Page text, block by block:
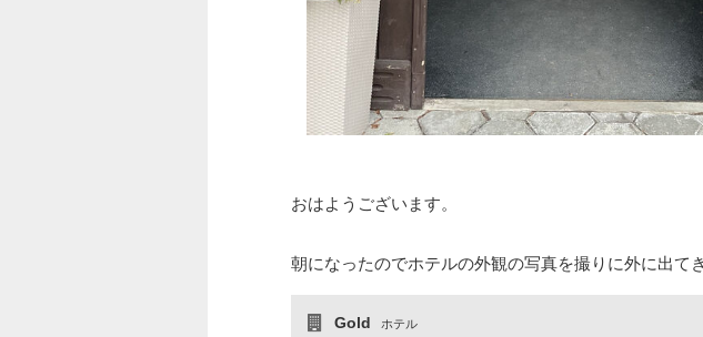
おはようございます。
朝になったのでホテルの外観の写真を撮りに外に出て
Gold ホテル